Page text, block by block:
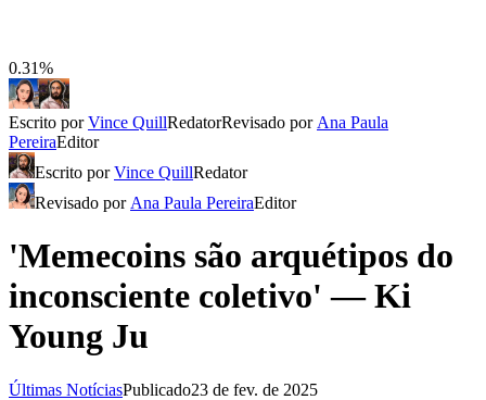
0.31%
Escrito porVince QuillRedatorRevisado por Ana Paula
PereiraEditor
Escrito porVince QuillRedator
Revisado por Ana Paula PereiraEditor
'Memecoins são arquétipos do
inconsciente coletivo' — Ki
Young Ju
Últimas NotíciasPublicado23 de fev. de 2025